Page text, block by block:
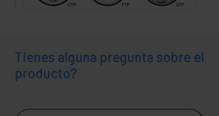
Tienes alguna pregunta sobre el
producto?